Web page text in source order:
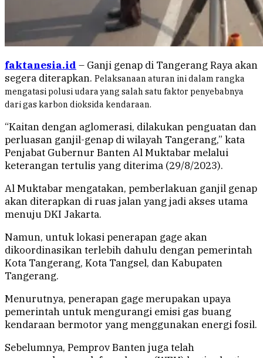
faktanesia.id – Ganji genap di Tangerang Raya akan
segera diterapkan. Pelaksanaan aturan ini dalam rangka
mengatasi polusi udarayang salah satu faktor penyebabnya
dari gas karbon dioksida kendaraan.
“Kaitan dengan aglomerasi, dilakukan penguatan dan
perluasan ganjil-genap di wilayah Tangerang,” kata
Penjabat Gubernur Banten Al Muktabar melalui
keterangan tertulis yang diterima (29/8/2023).
Al Muktabar mengatakan, pemberlakuan ganjil genap
akan diterapkan di ruas jalan yang jadi akses utama
menuju DKI Jakarta.
Namun, untuk lokasi penerapan gage akan
dikoordinasikan terlebih dahulu dengan pemerintah
Kota Tangerang, Kota Tangsel, dan Kabupaten
Tangerang.
Menurutnya, penerapan gage merupakan upaya
pemerintah untuk mengurangi emisi gas buang
kendaraan bermotor yang menggunakan energi fosil.
Sebelumnya, Pemprov Banten juga telah